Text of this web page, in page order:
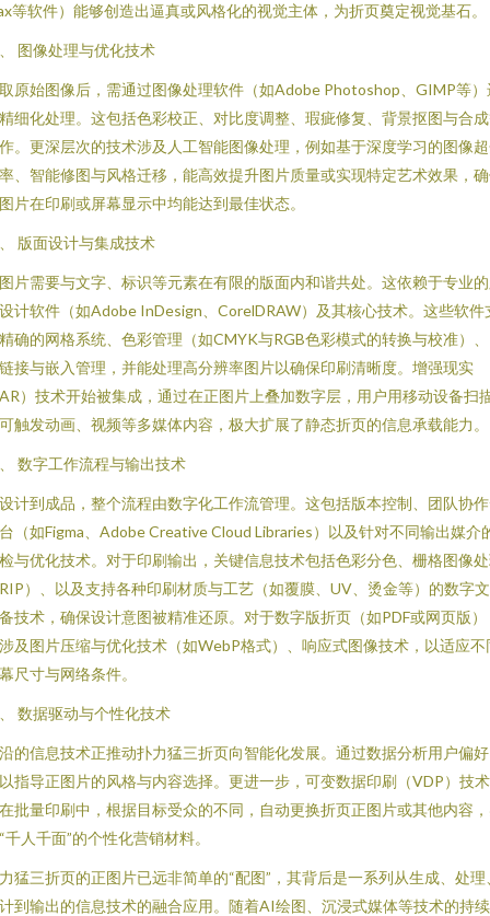
等软件）能够创造出逼真或风格化的视觉主体，为折页奠定视觉基石。
图像处理与优化技术
原始图像后，需通过图像处理软件（如Adobe Photoshop、GIMP等）
细化处理。这包括色彩校正、对比度调整、瑕疵修复、背景抠图与合
。更深层次的技术涉及人工智能图像处理，例如基于深度学习的图像
、智能修图与风格迁移，能高效提升图片质量或实现特定艺术效果，
片在印刷或屏幕显示中均能达到最佳状态。
版面设计与集成技术
片需要与文字、标识等元素在有限的版面内和谐共处。这依赖于专业
计软件（如Adobe InDesign、CorelDRAW）及其核心技术。这些软件
确的网格系统、色彩管理（如CMYK与RGB色彩模式的转换与校准）
接与嵌入管理，并能处理高分辨率图片以确保印刷清晰度。增强现实
）技术开始被集成，通过在正图片上叠加数字层，用户用移动设备扫
触发动画、视频等多媒体内容，极大扩展了静态折页的信息承载能力。
数字工作流程与输出技术
计到成品，整个流程由数字化工作流管理。这包括版本控制、团队协
（如Figma、Adobe Creative Cloud Libraries）以及针对不同输出媒介
与优化技术。对于印刷输出，关键信息技术包括色彩分色、栅格图像
）、以及支持各种印刷材质与工艺（如覆膜、UV、烫金等）的数字
技术，确保设计意图被精准还原。对于数字版折页（如PDF或网页版）
及图片压缩与优化技术（如WebP格式）、响应式图像技术，以适应不
尺寸与网络条件。
数据驱动与个性化技术
的信息技术正推动扑力猛三折页向智能化发展。通过数据分析用户偏
指导正图片的风格与内容选择。更进一步，可变数据印刷（VDP）技
批量印刷中，根据目标受众的不同，自动更换折页正图片或其他内容
千人千面”的个性化营销材料。
猛三折页的正图片已远非简单的“配图”，其背后是一系列从生成、处理
到输出的信息技术的融合应用。随着AI绘图、沉浸式媒体等技术的持